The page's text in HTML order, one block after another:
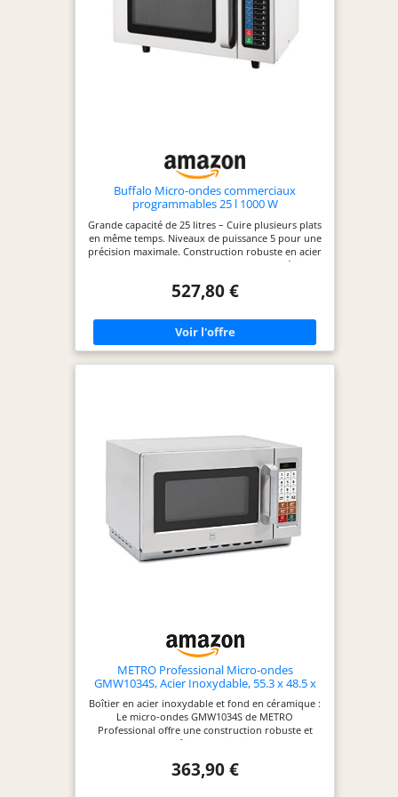
de porte. Contrôle
du volume réglable
Buffalo Micro-ondes commerciaux
programmables 25 l 1000 W
Grande capacité de 25 litres – Cuire plusieurs plats
en même temps. Niveaux de puissance 5 pour une
précision maximale. Construction robuste en acier
inoxydable commerciale Commandes numériques
nettoyer – Comprend un bouclier anti-
antidérapant. et.Strong easy grip de porte.
Contrôle du volume réglable
527,80 €
METRO Professional Micro-ondes
GMW1034S, Acier Inoxydable, 55.3 x 48.5 x
34.3 cm, 1400 W, 34 L, 100 Programmes,
Minuterie 60 minutes
Boîtier en acier inoxydable et fond en céramique :
Le micro-ondes GMW1034S de METRO
Professional offre une construction robuste et
durable avec un boîtier en acier inoxydable et un
et facile à entretenir. Volume généreux de 34 l et
363,90 €